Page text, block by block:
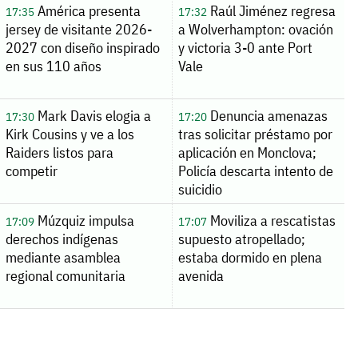
17:35América presenta
jersey de visitante 2026-
2027 con diseño inspirado
en sus 110 años
17:32Raúl Jiménez regresa
a Wolverhampton: ovación
y victoria 3-0 ante Port
Vale
17:30Mark Davis elogia a
Kirk Cousins y ve a los
Raiders listos para
competir
17:20Denuncia amenazas
tras solicitar préstamo por
aplicación en Monclova;
Policía descarta intento de
suicidio
17:09Múzquiz impulsa
derechos indígenas
mediante asamblea
regional comunitaria
17:07Moviliza a rescatistas
supuesto atropellado;
estaba dormido en plena
avenida